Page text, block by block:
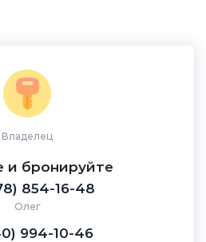
Владелец
и бронируйте
854-16-48
Олег
994-10-46